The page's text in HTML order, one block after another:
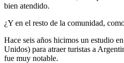
bien atendido.
¿Y en el resto de la comunidad,
Hace seis años hicimos un estudio
Unidos) para atraer turistas a
fue muy notable.